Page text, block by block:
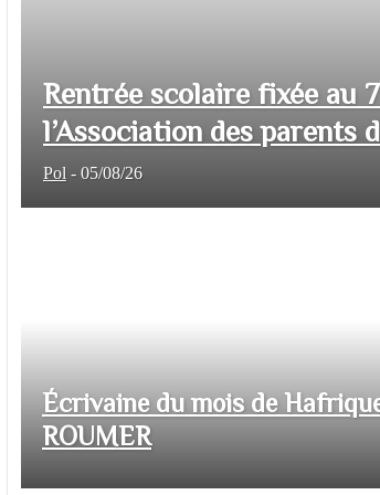
Rentrée scolaire fixée au
l’Association des parents
Pol - 05/08/26
Écrivaine du mois de
ROUMER